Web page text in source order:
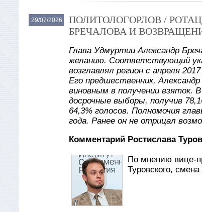
29/07/2026
ПОЛИТОЛОГОРЛОВ /
БРЕЧАЛОВА И
Глава Удмуртии Александр
желанию. Соответствующий
возглавлял регион с апреля
Его предшественник,
виновным в получении взяток.
досрочные выборы, получив
64,3% голосов. Полномочия
года. Ранее он не отрицал
Комментарий Ростислава
По мнению вице-
Туровского,